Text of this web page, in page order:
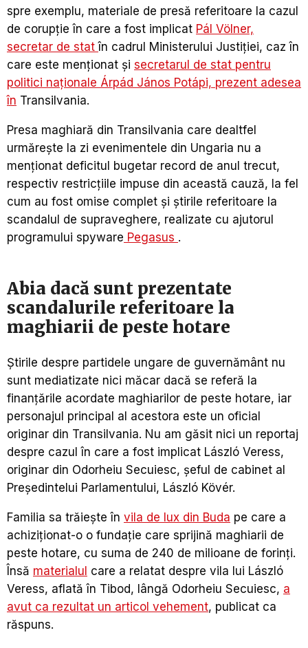
spre exemplu, materiale de presă referitoare la cazul
de corupție în care a fost implicat Pál Völner,
secretar de statîn cadrul Ministerului Justiției, caz în
care este menționat și secretarul de stat pentru
politici naționale Árpád János Potápi, prezent adesea
în Transilvania.
Presa maghiară din Transilvania care dealtfel
urmărește la zi evenimentele din Ungaria nu a
menționat deficitul bugetar record de anul trecut,
respectiv restricțiile impuse din această cauză, la fel
cum au fost omise complet și știrile referitoare la
scandalul de supraveghere, realizate cu ajutorul
programului spyware Pegasus .
Abia dacă sunt prezentate
scandalurile referitoare la
maghiarii de peste hotare
Știrile despre partidele ungare de guvernământ nu
sunt mediatizate nici măcar dacă se referă la
finanțările acordate maghiarilor de peste hotare, iar
personajul principal al acestora este un oficial
originar din Transilvania. Nu am găsit nici un reportaj
despre cazul în care a fost implicat László Veress,
originar din Odorheiu Secuiesc, șeful de cabinet al
Președintelui Parlamentului, László Kövér.
Familia sa trăiește în vila de lux din Buda pe care a
achiziționat-o o fundație care sprijină maghiarii de
peste hotare, cu suma de 240 de milioane de forinți.
Însă materialul care a relatat despre vila lui László
Veress, aflată în Tibod, lângă Odorheiu Secuiesc, a
avut ca rezultat un articol vehement, publicat ca
răspuns.